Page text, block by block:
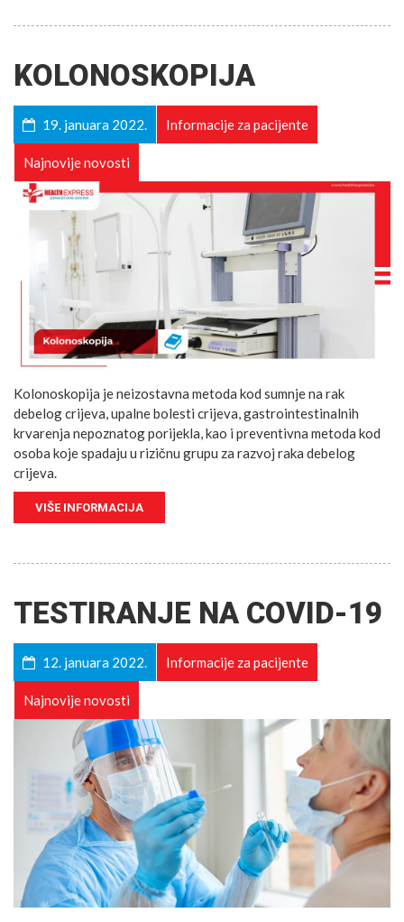
KOLONOSKOPIJA
19. januara 2022. Informacije za pacijente
Najnovije novosti
Kolonoskopija je neizostavna metoda kod sumnje na rak
debelog crijeva, upalne bolesti crijeva, gastrointestinalnih
krvarenja nepoznatog porijekla, kao i preventivna metoda kod
osoba koje spadaju u rizičnu grupu za razvoj raka debelog
crijeva.
VIŠE INFORMACIJA
TESTIRANJE NA COVID-19
12. januara 2022. Informacije za pacijente
Najnovije novosti